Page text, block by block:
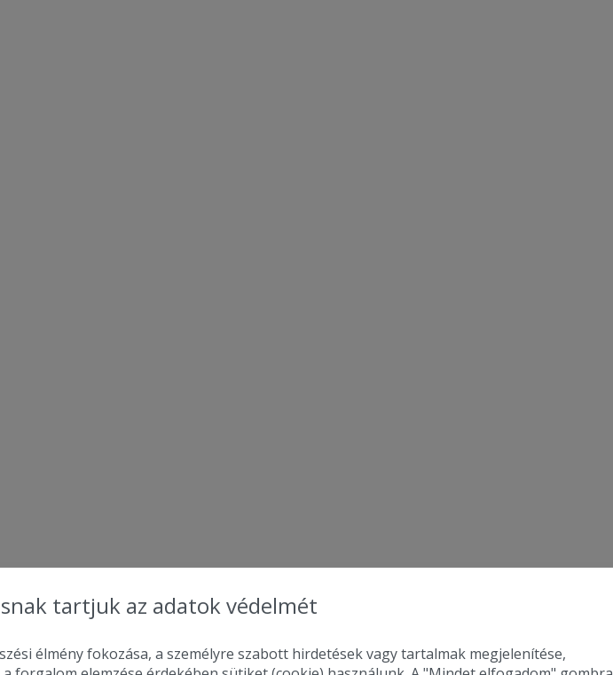
tartjuk az adatok védelmét
élmény fokozása, a személyre szabott hirdetések vagy tartalmak megjelenítése,